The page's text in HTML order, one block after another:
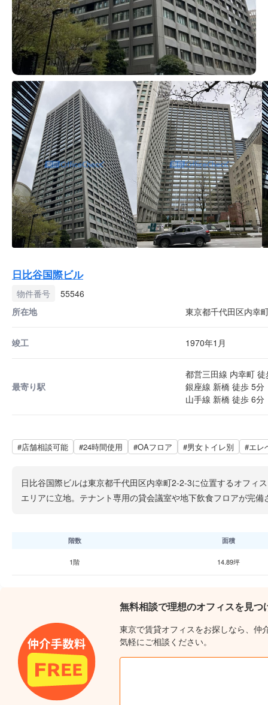
日比谷国際ビル
物件番号
55546
所在地
東京都千代田区内幸
竣工 1970年1月
最寄り駅
都営三田線 内幸町
銀座線 新橋 徒歩 5分
山手線 新橋 徒歩 6分
#店舗相談可能 #24時間使用 #OAフロア #男女トイレ別 #エレ
日比谷国際ビルは東京都千代田区内幸町2-2-3に位置するオフィ
エリアに立地。テナント専用の貸会議室や地下飲食フロアが完
階数 面積
1階 14.89坪
無料相談で理想のオフィスを見つ
東京で賃貸オフィスをお探しなら、仲
気軽にご相談ください。